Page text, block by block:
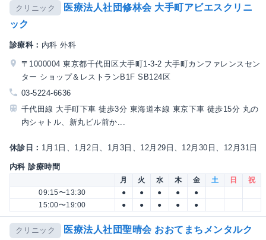
クリニック
医療法人社団修林会 大手町アビエスクリニ
ック
診療科： 内科 外科
〒1000004 東京都千代田区大手町1-3-2 大手町カンファレンスセン
ター ショップ＆レストランB1F SB124区
03-5224-6636
千代田線 大手町下車 徒歩3分 東海道本線 東京下車 徒歩15分 丸の
内シャトル、新丸ビル前か...
休診日： 1月1日、1月2日、1月3日、12月29日、12月30日、12月31日
内科 診療時間
月 火 水 木 金 土 日
祝
09:15〜13:30
● ● ● ●
●
15:00〜19:00
● ● ● ● ●
クリニック
医療法人社団聖晴会 おおてまちメンタルク